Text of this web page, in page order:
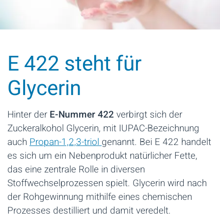
E 422 steht für
Glycerin
Hinter der E-Nummer 422 verbirgt sich der
Zuckeralkohol Glycerin, mit IUPAC-Bezeichnung
auch Propan-1,2,3-triol genannt. Bei E 422 handelt
es sich um ein Nebenprodukt natürlicher Fette,
das eine zentrale Rolle in diversen
Stoffwechselprozessen spielt. Glycerin wird nach
der Rohgewinnung mithilfe eines chemischen
Prozesses destilliert und damit veredelt.